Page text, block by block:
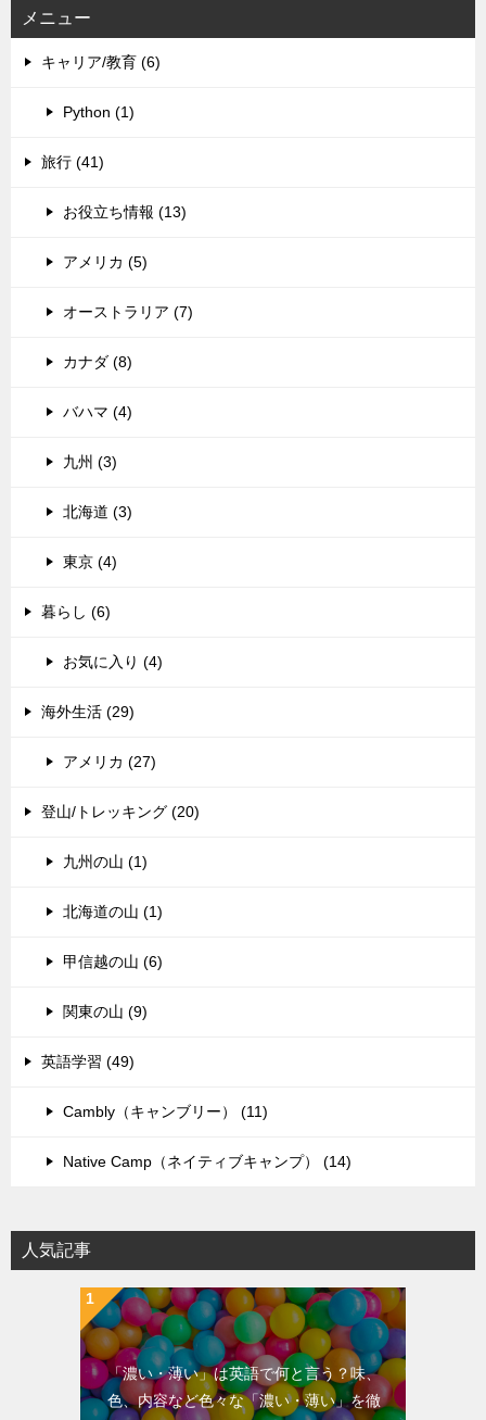
メニュー
キャリア/教育 (6)
Python (1)
旅行 (41)
お役立ち情報 (13)
アメリカ (5)
オーストラリア (7)
カナダ (8)
バハマ (4)
九州 (3)
北海道 (3)
東京 (4)
暮らし (6)
お気に入り (4)
海外生活 (29)
アメリカ (27)
登山/トレッキング (20)
九州の山 (1)
北海道の山 (1)
甲信越の山 (6)
関東の山 (9)
英語学習 (49)
Cambly（キャンブリー） (11)
Native Camp（ネイティブキャンプ） (14)
人気記事
「濃い・薄い」は英語で何と言う？味、
色、内容など色々な「濃い・薄い」を徹